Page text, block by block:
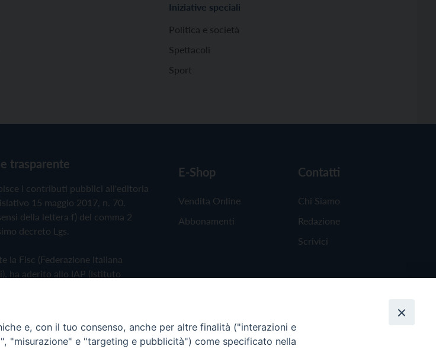
Iniziative speciali
Politica e società
Spettacoli
Sport
trasparente
i contributi pubblici all'editoria
15 maggio 2017, n. 70.
della lettera f) del comma 2
decreto Lgs.
la Fisc (Federazione Italiana
ha aderito allo IAP (Istituto
Policy
E-Shop
Vendita Online
Abbonamenti
Contatti
Chi Siamo
Redazione
Scrivici
e, con il tuo consenso, anche per altre finalità ("interazioni e
"misurazione" e "targeting e pubblicità") come specificato nella